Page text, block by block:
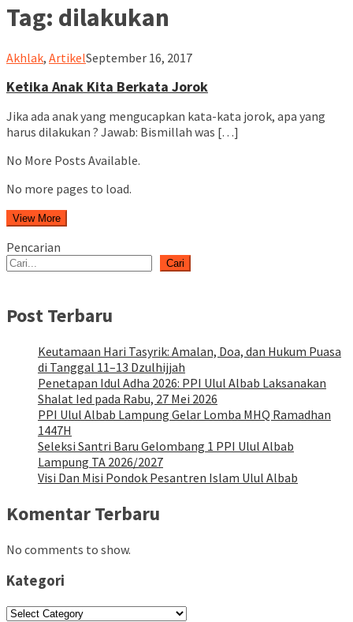
Tag: dilakukan
Akhlak, Artikelululalbablampung
September 16, 2017
Ketika Anak Kita Berkata Jorok
Jika ada anak yang mengucapkan kata-kata jorok, apa yang
harus dilakukan ? Jawab: Bismillah was […]
No More Posts Available.
No more pages to load.
View More
Pencarian
Cari
Post Terbaru
Keutamaan Hari Tasyrik: Amalan, Doa, dan Hukum Puasa
di Tanggal 11–13 Dzulhijjah
Penetapan Idul Adha 2026: PPI Ulul Albab Laksanakan
Shalat Ied pada Rabu, 27 Mei 2026
PPI Ulul Albab Lampung Gelar Lomba MHQ Ramadhan
1447H
Seleksi Santri Baru Gelombang 1 PPI Ulul Albab
Lampung TA 2026/2027
Visi Dan Misi Pondok Pesantren Islam Ulul Albab
Komentar Terbaru
No comments to show.
Kategori
Kategori